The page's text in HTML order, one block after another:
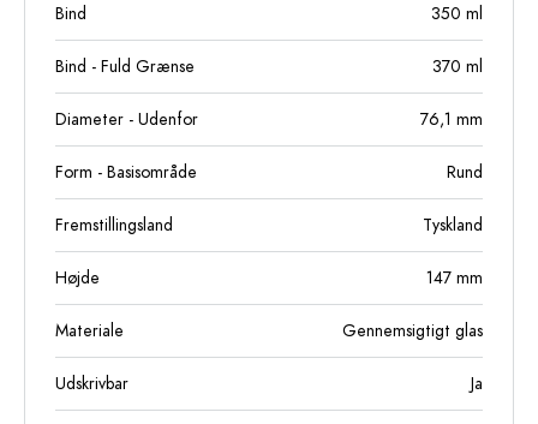
Bind 350 ml
Bind - Fuld Grænse 370 ml
Diameter - Udenfor 76,1 mm
Form - Basisområde Rund
Fremstillingsland Tyskland
Højde 147 mm
Materiale Gennemsigtigt glas
Udskrivbar Ja